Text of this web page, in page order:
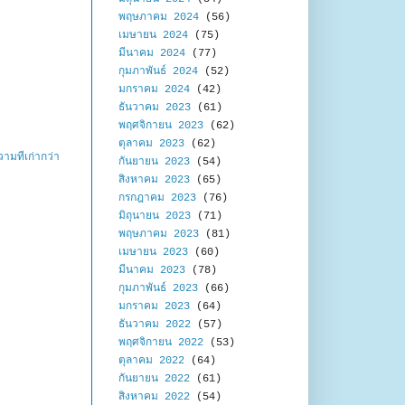
มที่เก่ากว่า
พฤษภาคม 2024 (56)
เมษายน 2024 (75)
มีนาคม 2024 (77)
กุมภาพันธ์ 2024 (52)
มกราคม 2024 (42)
ธันวาคม 2023 (61)
พฤศจิกายน 2023 (62)
ตุลาคม 2023 (62)
กันยายน 2023 (54)
สิงหาคม 2023 (65)
กรกฎาคม 2023 (76)
มิถุนายน 2023 (71)
พฤษภาคม 2023 (81)
เมษายน 2023 (60)
มีนาคม 2023 (78)
กุมภาพันธ์ 2023 (66)
มกราคม 2023 (64)
ธันวาคม 2022 (57)
พฤศจิกายน 2022 (53)
ตุลาคม 2022 (64)
กันยายน 2022 (61)
สิงหาคม 2022 (54)